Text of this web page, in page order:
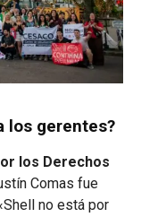
los gerentes?
los Derechos
Comas fue
no está por